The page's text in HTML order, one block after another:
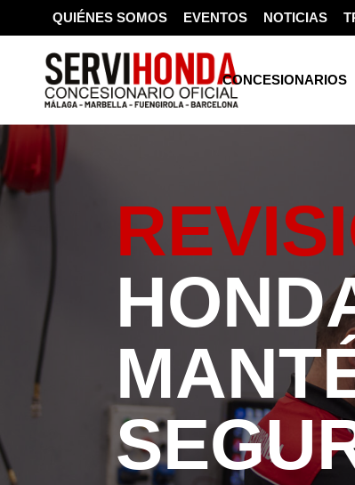
QUIÉNES SOMOS EVENTOS NOTICIAS
CONCESIONARIOS